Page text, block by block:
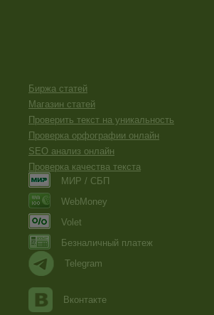
Биржа статей
Магазин статей
Проверить текст на уникальность
Проверка орфографии онлайн
SEO анализ онлайн
Проверка качества текста
МИР / СБП
WebMoney
Volet
Безналичный платеж
Telegram
Вконтакте